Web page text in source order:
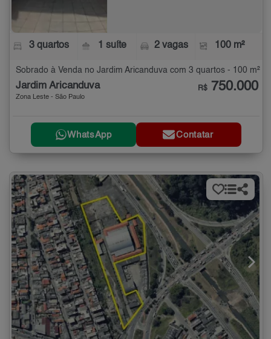
3 quartos 1 suíte 2 vagas 100 m²
Sobrado à Venda no Jardim Aricanduva com 3 quartos - 100 m²
Jardim Aricanduva
Zona Leste - São Paulo
R$ 750.000
WhatsApp Contatar